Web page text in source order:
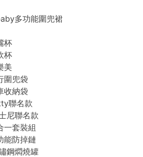
多功能圍兜裙
杯
杯
美
圍兜袋
收納袋
聯名款
尼聯名款
一套裝組
能防掉鏈
鋼燜燒罐